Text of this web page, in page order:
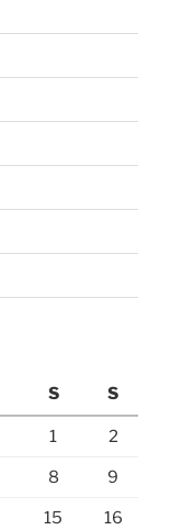
S S
1 2
8 9
15 16